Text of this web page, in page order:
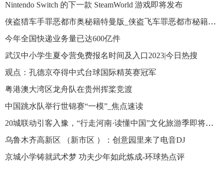
Nintendo Switch 的下一款 SteamWorld 游戏即将发布
侠盗猎车手罪恶都市奥秘籍特曼版_侠盗飞车罪恶都市秘籍召唤奥特曼
今年全国快递业务量已达600亿件
武汉中小学生夏令营免费报名时间及入口2023|今日热搜
观点：孔德京夺得中式台球国际精英赛冠军
粤港澳大湾区龙舟队在贵州挥桨竞渡
中国跳水队举行世锦赛“一模”_焦点速读
20城联动引客入豫，“行走河南·读懂中国”文化旅游季即将启动
乌鲁木齐高新区 （新市区 ）：创意园里来了电音DJ
京城小学铸就武术梦 功夫少年如此炼成-环球热点评